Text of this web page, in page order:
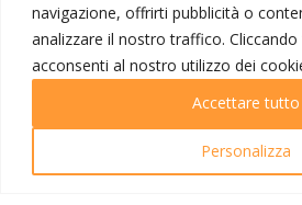
navigazione, offrirti pubblicità o
analizzare il nostro traffico. Cliccando
acconsenti al nostro utilizzo dei
Personalizza
Accettare tutto
I NOSTRI
Destinazioni
Partenze
Newsletter
Tutti i viaggi